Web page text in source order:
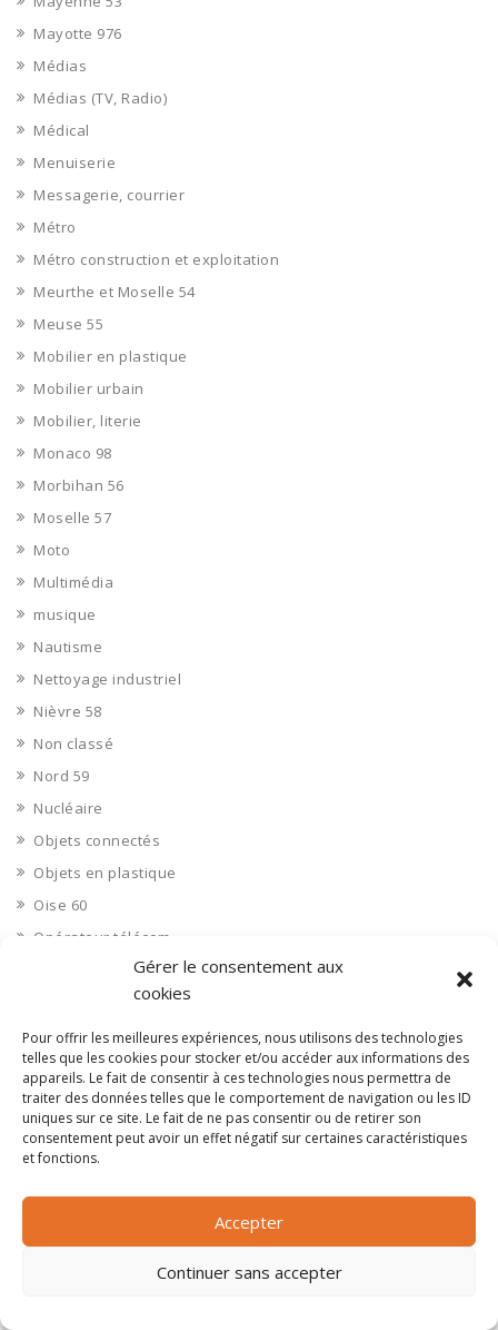
Gérer le consentement aux
cookies
Pour offrir les meilleures expériences, nous utilisons des technologies
telles que les cookies pour stocker et/ou accéder aux informations des
appareils. Le fait de consentir à ces technologies nous permettra de
traiter des données telles que le comportement de navigation ou les ID
uniques sur ce site. Le fait de ne pas consentir ou de retirer son
consentement peut avoir un effet négatif sur certaines caractéristiques
et fonctions.
Accepter
Continuer sans accepter
Mayotte 976
Médias
Médias (TV, Radio)
Médical
Menuiserie
Messagerie, courrier
Métro
Métro construction et exploitation
Meurthe et Moselle 54
Meuse 55
Mobilier en plastique
Mobilier urbain
Mobilier, literie
Monaco 98
Morbihan 56
Moselle 57
Moto
Multimédia
musique
Nautisme
Nettoyage industriel
Nièvre 58
Non classé
Nord 59
Nucléaire
Objets connectés
Objets en plastique
Oise 60
Opérateur télécom
Opérateurs télécom
Ordinateurs
Orne 61
Ouvrages d’art
Paramédical, compléments alimentaires
Paris 75
Pas de Calais 62